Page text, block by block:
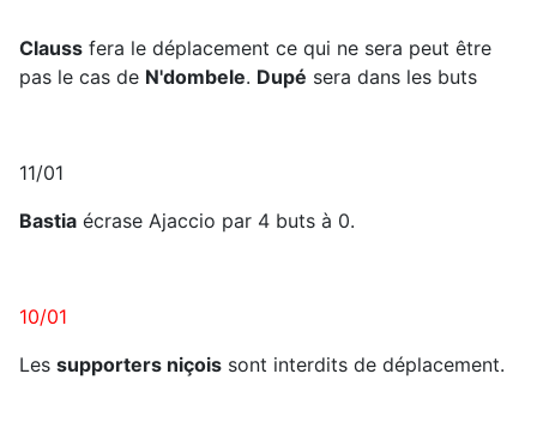
Clauss fera le déplacement ce qui ne sera peut être
pas le cas de N'dombele. Dupé sera dans les buts
11/01
Bastia écrase Ajaccio par 4 buts à 0.
10/01
Les supporters niçois sont interdits de déplacement.